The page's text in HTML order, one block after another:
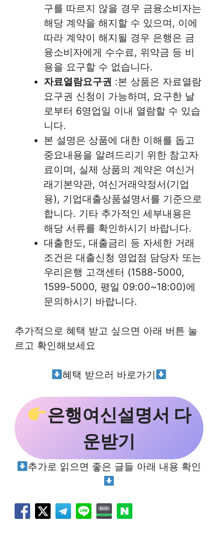
구를 따르지 않을 경우 금융소비자는
해당 계약을 해지할 수 있으며, 이에
따라 계약이 해지될 경우 은행은 금
융소비자에게 수수료, 위약금 등 비
용을 요구할 수 없습니다.
자료열람요구권 :본 상품은 자료열람
요구권 신청이 가능하며, 요구한 날
로부터 6영업일 이내 열람할 수 있습
니다.
본 설명은 상품에 대한 이해를 돕고
중요내용을 알려드리기 위한 참고자
료이며, 실제 상품의 계약은 여신거
래기본약관, 여신거래약정서(기업
용), 기업대출상품설명서를 기준으로
합니다. 기타 추가적인 세부내용은
해당 서류를 확인하시기 바랍니다.
대출한도, 대출금리 등 자세한 거래
조건은 대출신청 영업점 담당자 또는
우리은행 고객센터 (1588-5000,
1599-5000, 평일 09:00~18:00)에
문의하시기 바랍니다.
추가적으로 혜택 받고 싶으면 아래 버튼 눌
르고 확인해보세요
혜택 받으러 바로가기
은행여신설명서 다
운받기
추가로 읽으면 좋은 글들 아래 내용 확인